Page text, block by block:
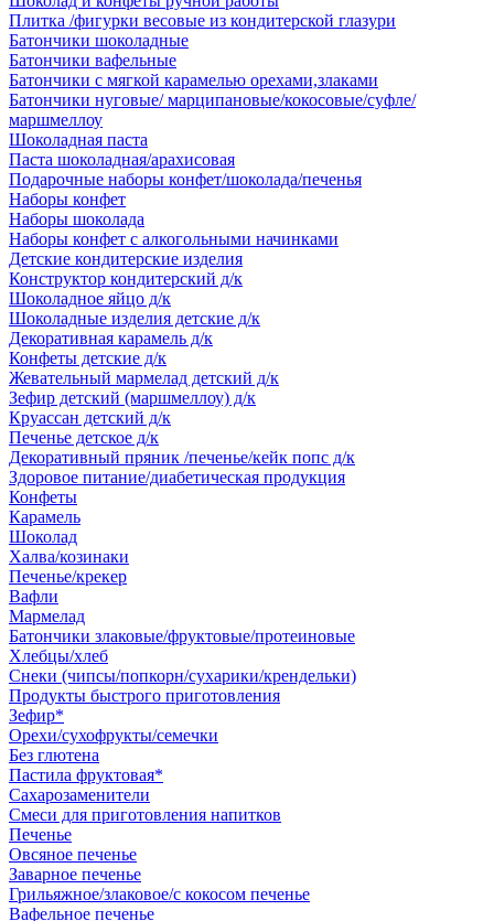
Плитка /фигурки весовые из кондитерской глазури
Батончики шоколадные
Батончики вафельные
Батончики с мягкой карамелью орехами,злаками
Батончики нуговые/ марципановые/кокосовые/суфле/
маршмеллоу
Шоколадная паста
Паста шоколадная/арахисовая
Подарочные наборы конфет/шоколада/печенья
Наборы конфет
Наборы шоколада
Наборы конфет с алкогольными начинками
Детские кондитерские изделия
Конструктор кондитерский д/к
Шоколадное яйцо д/к
Шоколадные изделия детские д/к
Декоративная карамель д/к
Конфеты детские д/к
Жевательный мармелад детский д/к
Зефир детский (маршмеллоу) д/к
Круассан детский д/к
Печенье детское д/к
Декоративный пряник /печенье/кейк попс д/к
Здоровое питание/диабетическая продукция
Конфеты
Карамель
Шоколад
Халва/козинаки
Печенье/крекер
Вафли
Мармелад
Батончики злаковые/фруктовые/протеиновые
Хлебцы/хлеб
Снеки (чипсы/попкорн/сухарики/крендельки)
Продукты быстрого приготовления
Зефир*
Орехи/сухофрукты/семечки
Без глютена
Пастила фруктовая*
Сахарозаменители
Смеси для приготовления напитков
Печенье
Овсяное печенье
Заварное печенье
Грильяжное/злаковое/с кокосом печенье
Вафельное печенье